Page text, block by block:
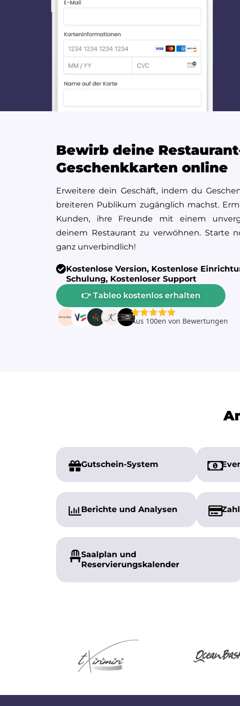
Bewirb deine
Geschenkkarten online
Erweitere dein Geschäft, indem du
breiteren Publikum zugänglich machst.
Kunden, ihre Freunde mit einem
deinem Restaurant zu verwöhnen. Starte
ganz unverbindlich!
Kostenlose Version, Kostenlose
Schulung, Kostenloser Support
👉 Tableo kostenlos erhalten
Gutschein-System
Berichte und Analysen
Saalplan und
Reservierungskalender